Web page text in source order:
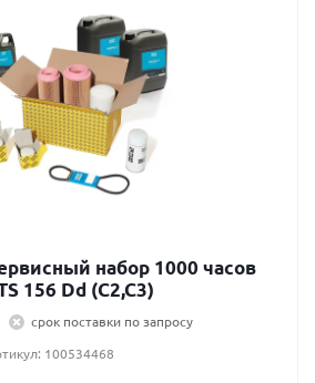
набор 1000 часов
156 Dd (C2,C3)
срок поставки по запросу
100534468